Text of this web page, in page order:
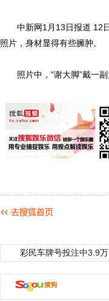
中新网1月13日报道 12日
照片，身材显得有些臃肿。
照片中，“谢大脚”戴一副
彩民车牌号投注中3.9万